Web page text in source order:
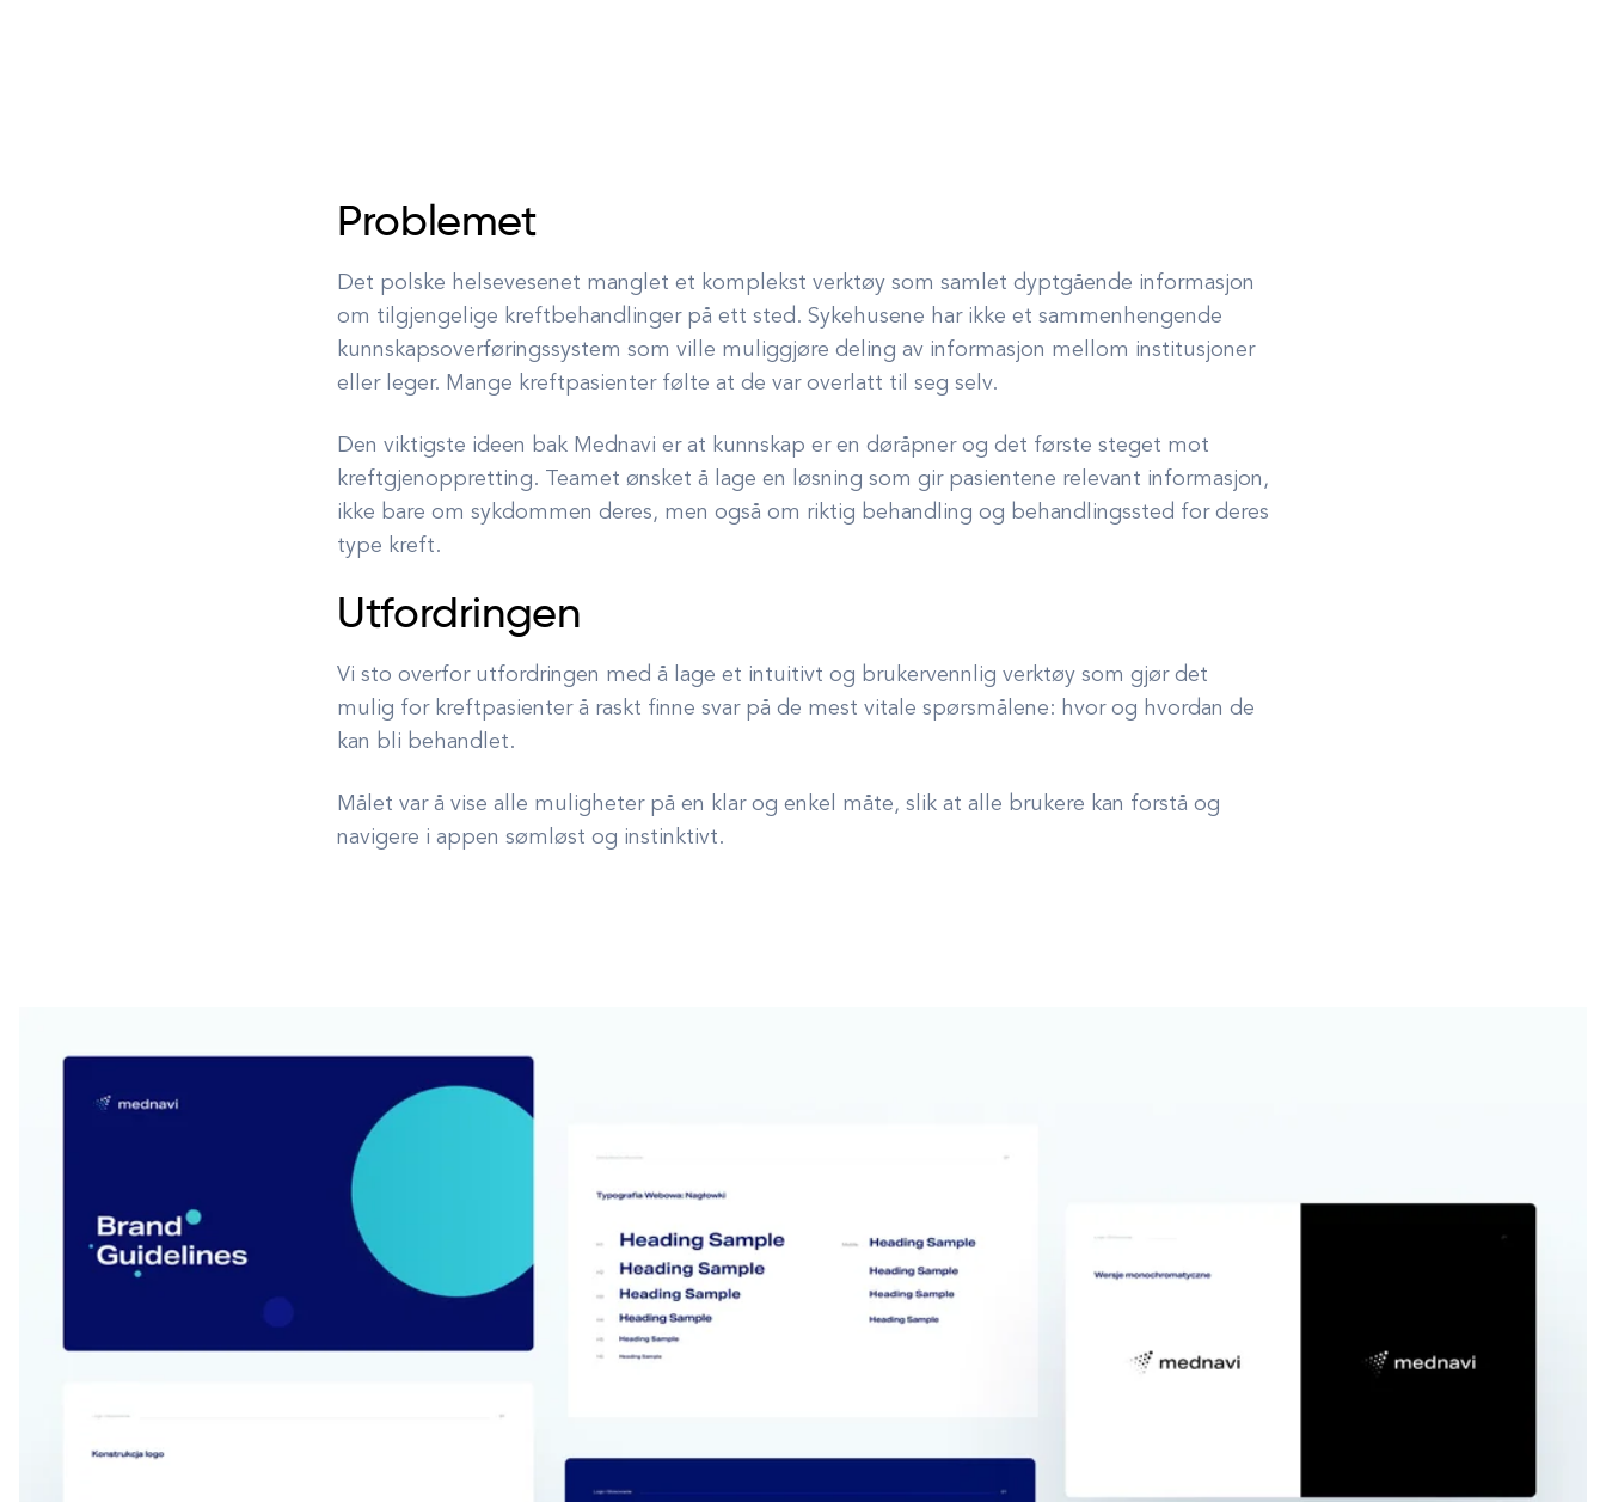
Problemet
Det polske helsevesenet manglet et komplekst verktøy som samlet dyptgående informasjon
om tilgjengelige kreftbehandlinger på ett sted. Sykehusene har ikke et sammenhengende
kunnskapsoverføringssystem som ville muliggjøre deling av informasjon mellom institusjoner
eller leger. Mange kreftpasienter følte at de var overlatt til seg selv.
Den viktigste ideen bak Mednavi er at kunnskap er en døråpner og det første steget mot
kreftgjenoppretting. Teamet ønsket å lage en løsning som gir pasientene relevant informasjon,
ikke bare om sykdommen deres, men også om riktig behandling og behandlingssted for deres
type kreft.
Utfordringen
Vi sto overfor utfordringen med å lage et intuitivt og brukervennlig verktøy som gjør det
mulig for kreftpasienter å raskt finne svar på de mest vitale spørsmålene: hvor og hvordan de
kan bli behandlet.
Målet var å vise alle muligheter på en klar og enkel måte, slik at alle brukere kan forstå og
navigere i appen sømløst og instinktivt.